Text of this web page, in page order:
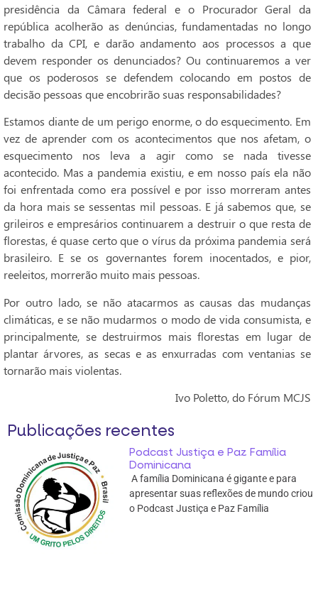
presidência da Câmara federal e o Procurador Geral da
república acolherão as denúncias, fundamentadas no longo
trabalho da CPI, e darão andamento aos processos a que
devem responder os denunciados? Ou continuaremos a ver
que os poderosos se defendem colocando em postos de
decisão pessoas que encobrirão suas responsabilidades?
Estamos diante de um perigo enorme, o do esquecimento. Em
vez de aprender com os acontecimentos que nos afetam, o
esquecimento nos leva a agir como se nada tivesse
acontecido. Mas a pandemia existiu, e em nosso país ela não
foi enfrentada como era possível e por isso morreram antes
da hora mais se sessentas mil pessoas. E já sabemos que, se
grileiros e empresários continuarem a destruir o que resta de
florestas, é quase certo que o vírus da próxima pandemia será
brasileiro. E se os governantes forem inocentados, e pior,
reeleitos, morrerão muito mais pessoas.
Por outro lado, se não atacarmos as causas das mudanças
climáticas, e se não mudarmos o modo de vida consumista, e
principalmente, se destruirmos mais florestas em lugar de
plantar árvores, as secas e as enxurradas com ventanias se
tornarão mais violentas.
Ivo Poletto, do Fórum MCJS
Publicações recentes
Podcast Justiça e Paz Família
Dominicana
A família Dominicana é gigante e para
apresentar suas reflexões de mundo criou
o Podcast Justiça e Paz Família